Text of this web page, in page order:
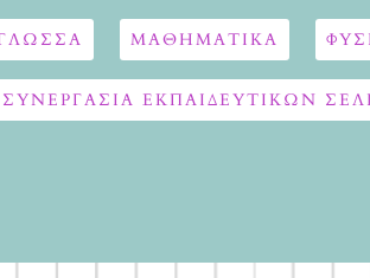
ΜΑΘΗΜΑΤΙΚΆ
ΕΚΠΑΙΔΕΥΤΙΚΩΝ